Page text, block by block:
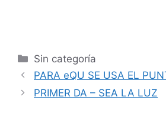
Sin categoría
PARA eQU SE USA EL
PRIMER DA – SEA LA LUZ